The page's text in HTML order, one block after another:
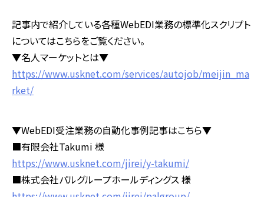
記事内で紹介している各種WebEDI業務の標準化スクリプト
についてはこちらをご覧ください。
▼名人マーケットとは▼
https://www.usknet.com/services/autojob/meijin_ma
rket/
▼WebEDI受注業務の自動化事例記事はこちら▼
■有限会社Takumi 様
https://www.usknet.com/jirei/y-takumi/
■株式会社パルグループホールディングス 様